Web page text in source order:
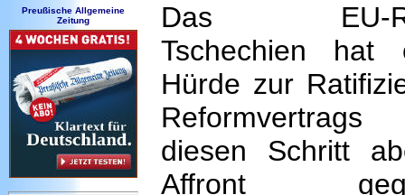
Preußische Allgemeine
Zeitung
Das EU-
Tschechien hat
Hürde zur
diesen Schritt
Affront